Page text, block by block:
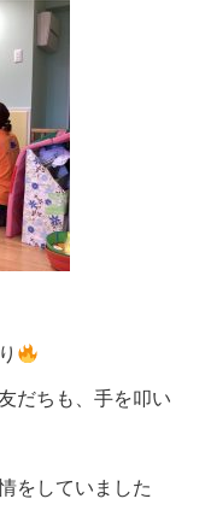
だちも、手を叩い
をしていました